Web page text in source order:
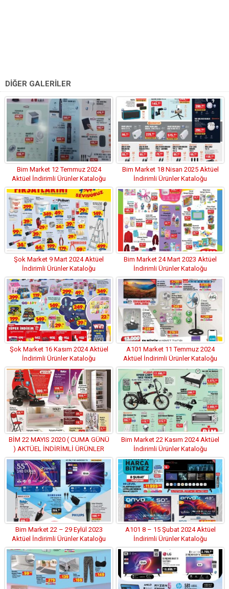
DİĞER GALERİLER
Bim Market 12 Temmuz 2024
Aktüel İndirimli Ürünler Kataloğu
Bim Market 18 Nisan 2025 Aktüel
İndirimli Ürünler Kataloğu
Şok Market 9 Mart 2024 Aktüel
İndirimli Ürünler Kataloğu
Bim Market 24 Mart 2023 Aktüel
İndirimli Ürünler Kataloğu
Şok Market 16 Kasım 2024 Aktüel
İndirimli Ürünler Kataloğu
A101 Market 11 Temmuz 2024
Aktüel İndirimli Ürünler Kataloğu
BİM 22 MAYIS 2020 ( CUMA GÜNÜ
) AKTÜEL İNDİRİMLİ ÜRÜNLER
KATALOĞU
Bim Market 22 Kasım 2024 Aktüel
İndirimli Ürünler Kataloğu
Bim Market 22 – 29 Eylül 2023
Aktüel İndirimli Ürünler Kataloğu
A101 8 – 15 Şubat 2024 Aktüel
İndirimli Ürünler Kataloğu